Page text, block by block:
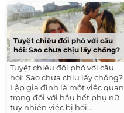
Tuyệt chiêu đối phó với câu
hỏi: Sao chưa chịu lấy chồng?
Tuyệt chiêu đối phó với câu
hỏi: Sao chưa chịu lấy chồng?
Lập gia đình là một việc quan
trọng đối với hầu hết phụ nữ,
tuy nhiên việc bị hối...